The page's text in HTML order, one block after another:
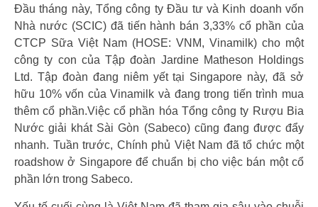
Đầu tháng này, Tổng công ty Đầu tư và Kinh doanh vốn
Nhà nước (SCIC) đã tiến hành bán 3,33% cổ phần của
CTCP Sữa Việt Nam (HOSE: VNM, Vinamilk) cho một
công ty con của Tập đoàn Jardine Matheson Holdings
Ltd. Tập đoàn đang niêm yết tại Singapore này, đã sở
hữu 10% vốn của Vinamilk và đang trong tiến trình mua
thêm cổ phần.Việc cổ phần hóa Tổng công ty Rượu Bia
Nước giải khát Sài Gòn (Sabeco) cũng đang được đẩy
nhanh. Tuần trước, Chính phủ Việt Nam đã tổ chức một
roadshow ở Singapore để chuẩn bị cho việc bán một cổ
phần lớn trong Sabeco.